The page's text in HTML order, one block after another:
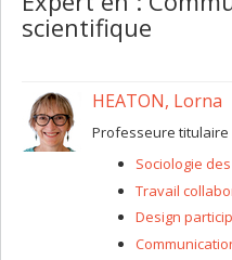
scientifique
HEATON, Lorna
Professeure titulaire
Sociologie
Travail
Design